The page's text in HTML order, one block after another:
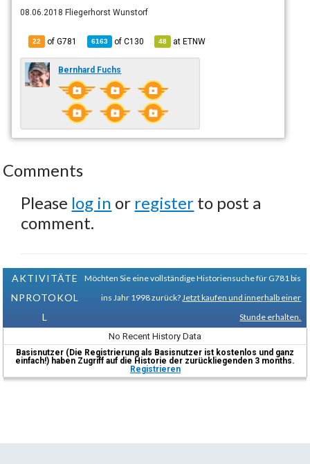
08.06.2018 Fliegerhorst Wunstorf
22 of G781 6163 ofC130 48 atETNW
Bernhard Fuchs
Comments
Please log in or register to post a
comment.
AKTIVITÄTE
NPROTOKOL
L
Möchten Sie eine vollständige Historiensuche für G781 bis
ins Jahr 1998 zurück? Jetzt kaufen und innerhalb einer
Stunde erhalten.
No Recent History Data
Basisnutzer (Die Registrierung als Basisnutzer ist kostenlos und ganz
einfach!) haben Zugriff auf die Historie der zurückliegenden 3 months.
Registrieren